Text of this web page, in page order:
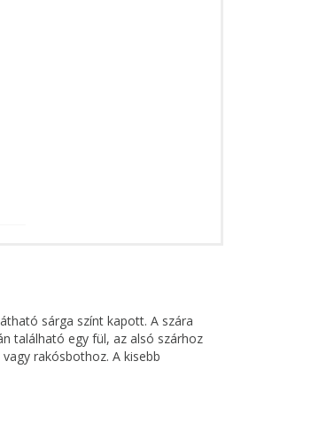
sárga színt kapott. A szára
található egy fül, az alsó szárhoz
rakósbothoz. A kisebb